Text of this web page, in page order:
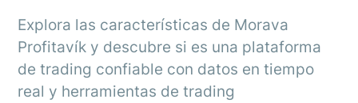
Explora las características de Morava
Profitavík y descubre si es una plataforma
de trading confiable con datos en tiempo
real y herramientas de trading